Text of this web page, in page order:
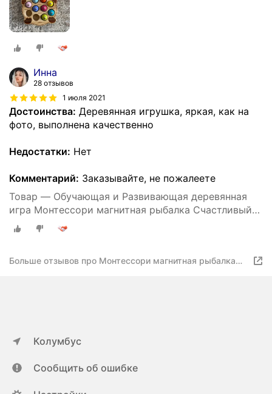
Инна
28 отзывов
1 июля 2021
Достоинства: Деревянная игрушка, яркая, как на
фото, выполнена качественно
Недостатки: Нет
Комментарий: Заказывайте, не пожалеете
Товар — Обучающая и Развивающая деревянная
игра Монтессори магнитная рыбалка Счастливый
Котик, сортер
Больше отзывов про Монтессори магнитная рыбалка
Колумбус
Сообщить об ошибке